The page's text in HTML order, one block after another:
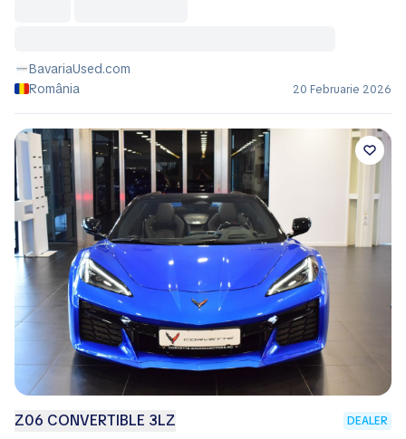
BavariaUsed.com
România
20 Februarie 2026
Z06 CONVERTIBLE 3LZ DEALER